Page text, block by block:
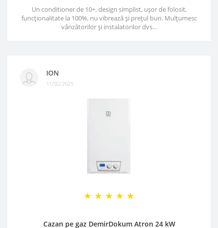
Un conditioner de 10+, design simplist, ușor de folosit,
funcționalitate la 100%, nu vibrează și prețul bun. Mulțumesc
vânzătorilor și instalatorilor dvs...
ION
11/02/2025
Cazan pe gaz DemirDokum Atron 24 kW